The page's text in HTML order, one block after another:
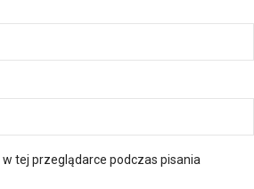
tej przeglądarce podczas pisania